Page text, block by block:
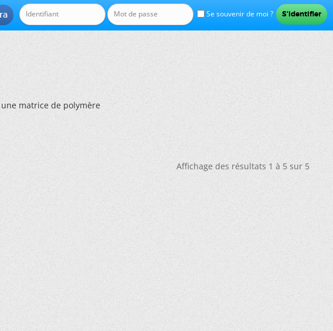
Se souvenir de moi ?
matrice de polymère
Affichage des résultats 1 à 5 sur 5